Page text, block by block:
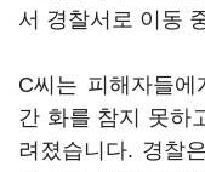
서 경찰서로 이동
C씨는 피해자들
간 화를 참지 못하
려졌습니다. 경찰